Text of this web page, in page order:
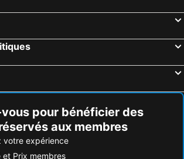
pour bénéficier des
aux membres
votre expérience
Prix membres